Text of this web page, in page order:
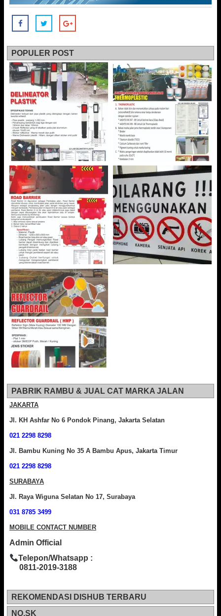
POPULER POST
PABRIK RAMBU & JUAL CAT MARKA JALAN
JAKARTA
Jl. KH Ashfar No 6 Pondok Pinang, Jakarta Selatan
021 2298 8298
Jl. Bambu Kuning No 35 A Bambu Apus, Jakarta Timur
021 2298 8298
SURABAYA
Jl. Raya Wiguna Selatan No 17, Surabaya
031 8785 3499
MOBILE CONTACT NUMBER
Admin Official
Telepon/Whatsapp :
0811-2019-3188
REKOMENDASI DISHUB TERBARU
NO.SK